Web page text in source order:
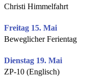
Christi Himmelfahrt
Freitag 15. Mai
Beweglicher Ferientag
Dienstag 19. Mai
ZP-10 (Englisch)